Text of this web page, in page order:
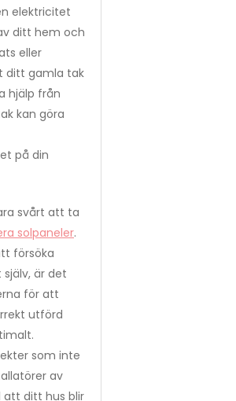
elektricitet
ditt hem och
eller
ditt gamla tak
hjälp från
kan göra
på din
svårt att ta
solpaneler.
försöka
är det
för att
utförd
som inte
av
att ditt hus blir